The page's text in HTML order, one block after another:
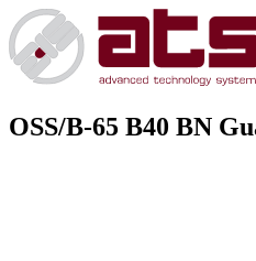
OSS/B-65 B40 BN